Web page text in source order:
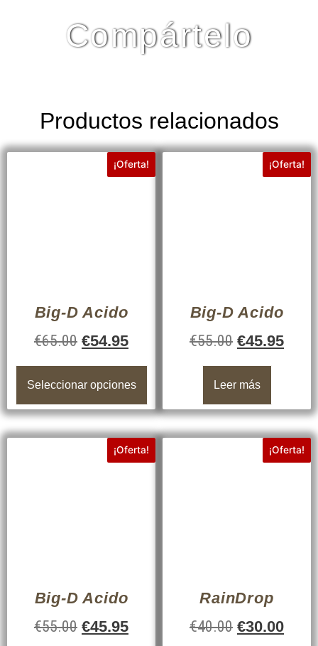
Compártelo
Productos relacionados
¡Oferta!
Big-D Acido
€65.00 €54.95
Seleccionar opciones
¡Oferta!
Big-D Acido
€55.00 €45.95
Leer más
¡Oferta!
Big-D Acido
€55.00 €45.95
¡Oferta!
RainDrop
€40.00 €30.00